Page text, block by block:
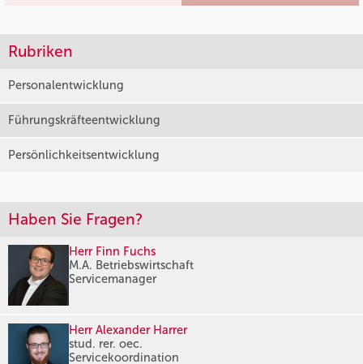
Rubriken
Personalentwicklung
Führungskräfteentwicklung
Persönlichkeitsentwicklung
Haben Sie Fragen?
Herr Finn Fuchs
M.A. Betriebswirtschaft
Servicemanager
Herr Alexander Harrer
stud. rer. oec.
Servicekoordination